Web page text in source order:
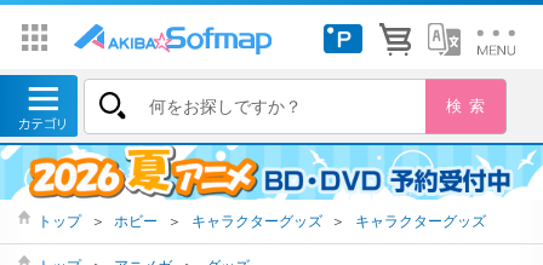
トップ ＞ ホビー ＞ キャラクターグッズ ＞ キャラクターグッズ